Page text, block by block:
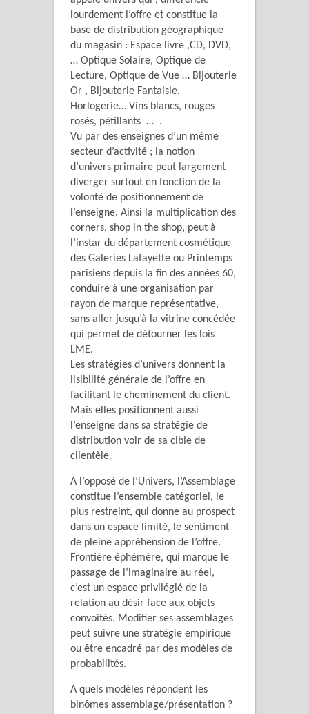
lourdement l’offre et constitue la
base de distribution géographique
du magasin : Espace livre ,CD, DVD,
… Optique Solaire, Optique de
Lecture, Optique de Vue … Bijouterie
Or , Bijouterie Fantaisie,
Horlogerie… Vins blancs, rouges
rosés, pétillants … .
Vu par des enseignes d’un même
secteur d’activité ; la notion
d’univers primaire peut largement
diverger surtout en fonction de la
volonté de positionnement de
l’enseigne. Ainsi la multiplication des
corners, shop in the shop, peut à
l’instar du département cosmétique
des Galeries Lafayette ou Printemps
parisiens depuis la fin des années 60,
conduire à une organisation par
rayon de marque représentative,
sans aller jusqu’à la vitrine concédée
qui permet de détourner les lois
LME.
Les stratégies d’univers donnent la
lisibilité générale de l’offre en
facilitant le cheminement du client.
Mais elles positionnent aussi
l’enseigne dans sa stratégie de
distribution voir de sa cible de
clientèle.
A l’opposé de l’Univers, l’Assemblage
constitue l’ensemble catégoriel, le
plus restreint, qui donne au prospect
dans un espace limité, le sentiment
de pleine appréhension de l’offre.
Frontière éphémère, qui marque le
passage de l’imaginaire au réel,
c’est un espace privilégié de la
relation au désir face aux objets
convoités. Modifier ses assemblages
peut suivre une stratégie empirique
ou être encadré par des modèles de
probabilités.
A quels modèles répondent les
binômes assemblage/présentation ?